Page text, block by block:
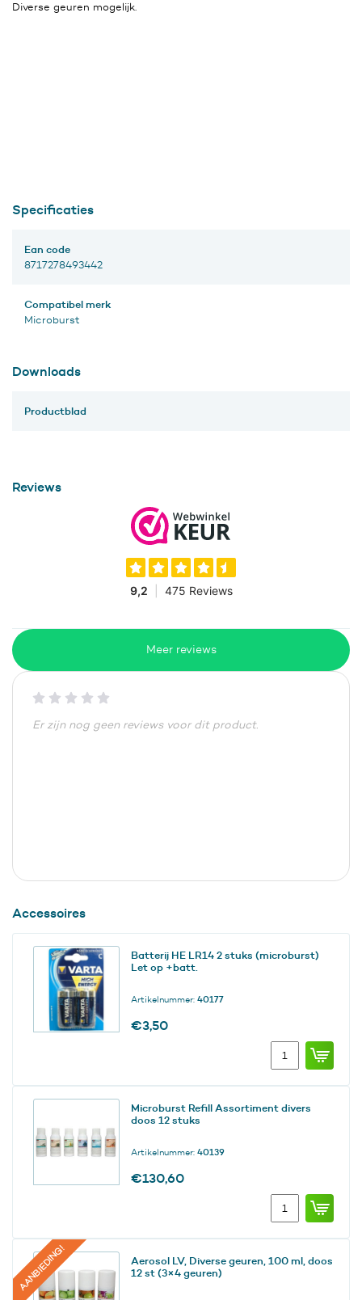
Diverse geuren mogelijk.
Specificaties
Ean code
8717278493442
Compatibel merk
Microburst
Downloads
Productblad
Reviews
Meer reviews
Er zijn nog geen reviews voor dit product.
Accessoires
Batterij HE LR14 2 stuks (microburst)
Let op +batt.
Artikelnummer: 40177
€3,50
stuks
Microburst Refill Assortiment divers
doos 12 stuks
Artikelnummer: 40139
€130,60
Microburst
doos
AANBIEDING!
Aerosol LV, Diverse geuren, 100 ml, doos
12 st (3×4 geuren)